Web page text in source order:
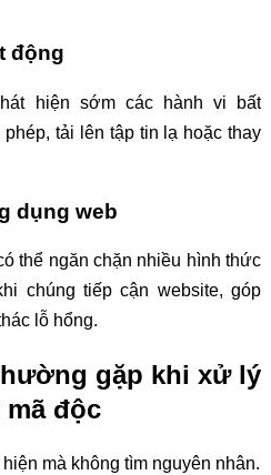
động
hiện sớm các hành vi bất
tải lên tập tin lạ hoặc thay
dụng web
thể ngăn chặn nhiều hình thức
chúng tiếp cận website, góp
lỗ hổng.
gặp khi xử lý
độc
mà không tìm nguyên nhân.